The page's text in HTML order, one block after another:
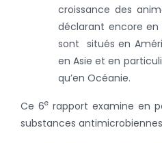
croissance des
déclarant encore en
sont situés en
en Asie et en
qu’en Océanie.
Ce 6e rapport examine en
substances antimicrobiennes